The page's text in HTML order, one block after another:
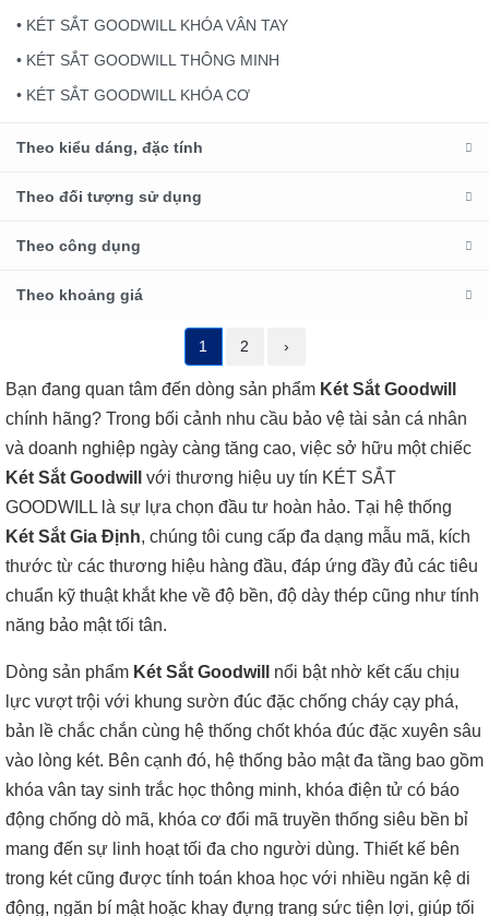
• KÉT SẮT GOODWILL KHÓA VÂN TAY
• KÉT SẮT GOODWILL THÔNG MINH
• KÉT SẮT GOODWILL KHÓA CƠ
Theo kiểu dáng, đặc tính
Theo đối tượng sử dụng
Theo công dụng
Theo khoảng giá
1 2 ›
Bạn đang quan tâm đến dòng sản phẩm Két Sắt Goodwill
chính hãng? Trong bối cảnh nhu cầu bảo vệ tài sản cá nhân
và doanh nghiệp ngày càng tăng cao, việc sở hữu một chiếc
Két Sắt Goodwill
với thương hiệu uy tín KÉT SẮT
GOODWILL là sự lựa chọn đầu tư hoàn hảo. Tại hệ thống
Két Sắt Gia Định, chúng tôi cung cấp đa dạng mẫu mã, kích
thước từ các thương hiệu hàng đầu, đáp ứng đầy đủ các tiêu
chuẩn kỹ thuật khắt khe về độ bền, độ dày thép cũng như tính
năng bảo mật tối tân.
Dòng sản phẩm Két Sắt Goodwill
nổi bật nhờ kết cấu chịu
lực vượt trội với khung sườn đúc đặc chống cháy cạy phá,
bản lề chắc chắn cùng hệ thống chốt khóa đúc đặc xuyên sâu
vào lòng két. Bên cạnh đó, hệ thống bảo mật đa tầng bao gồm
khóa vân tay sinh trắc học thông minh, khóa điện tử có báo
động chống dò mã, khóa cơ đổi mã truyền thống siêu bền bỉ
mang đến sự linh hoạt tối đa cho người dùng. Thiết kế bên
trong két cũng được tính toán khoa học với nhiều ngăn kệ di
động, ngăn bí mật hoặc khay đựng trang sức tiện lợi, giúp tối